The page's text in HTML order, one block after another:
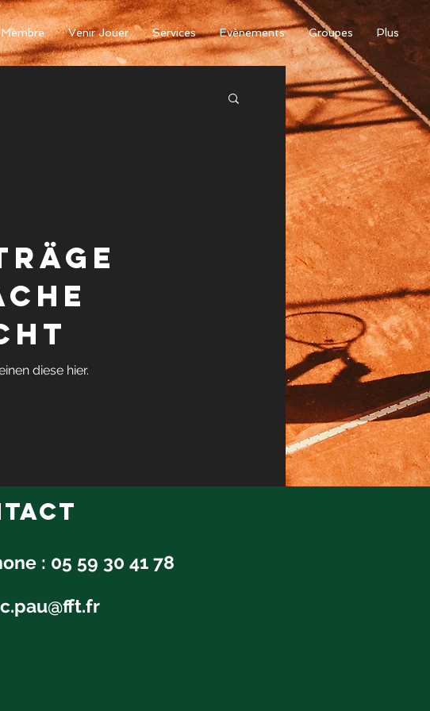
Venir Jouer Services Evènements Groupes Plus
diese hier.
: 05 59 30 41 78